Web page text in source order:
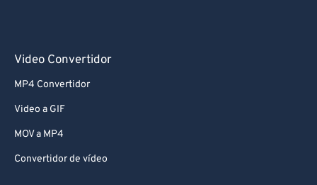
Video Convertidor
MP4 Convertidor
Video a GIF
MOV a MP4
Convertidor de vídeo